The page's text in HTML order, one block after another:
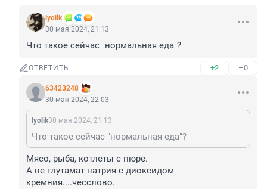
lyolik
30 мая 2024, 21:13
Что такое сейчас "нормальная еда"?
ОТВЕТИТЬ +2 –0
63423248
30 мая 2024, 22:03
lyolik30 мая 2024, 21:13
Что такое сейчас "нормальная еда"?
Мясо, рыба, котлеты с пюре.
А не глутамат натрия с диоксидом
кремния....чесслово.